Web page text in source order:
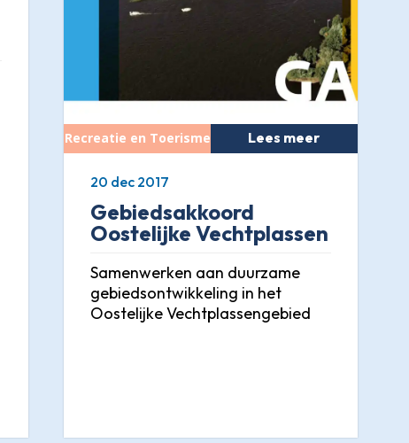
Gebiedsakkoord
Oostelijke Vechtplassen
Samenwerken aan duurzame
gebiedsontwikkeling in het
Oostelijke Vechtplassengebied
Lees meer
20 dec 2017